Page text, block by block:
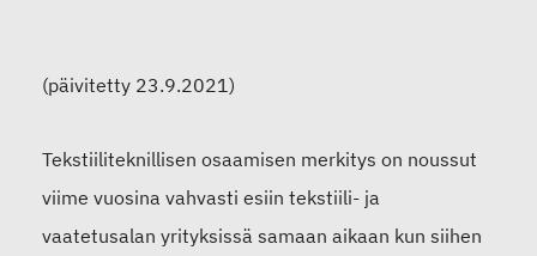
(päivitetty 23.9.2021)
Tekstiiliteknillisen osaamisen merkitys on noussut
viime vuosina vahvasti esiin tekstiili- ja
vaatetusalan yrityksissä samaan aikaan kun siihen